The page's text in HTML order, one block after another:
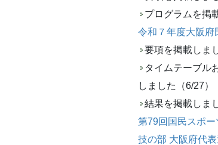
プログラムを掲
令和７年度大阪府
要項を掲載しま
タイムテーブル
しました（6/27）
結果を掲載しま
第79回国民スポ
技の部 大阪府代